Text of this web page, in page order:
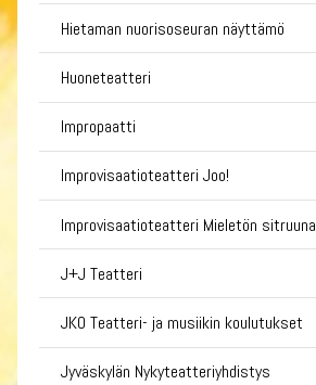
Hietaman nuorisoseuran näyttämö
Huoneteatteri
Impropaatti
Improvisaatioteatteri Joo!
Improvisaatioteatteri Mieletön sitruuna
J+J Teatteri
JKO Teatteri- ja musiikin koulutukset
Jyväskylän Nykyteatteriyhdistys